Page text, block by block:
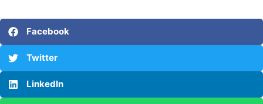
Facebook
Twitter
LinkedIn